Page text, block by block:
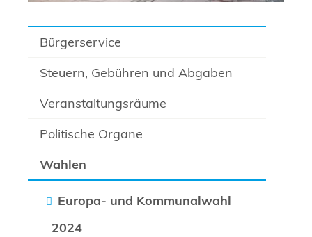
Bürgerservice
Steuern, Gebühren und Abgaben
Veranstaltungsräume
Politische Organe
Wahlen
Europa- und Kommunalwahl
2024